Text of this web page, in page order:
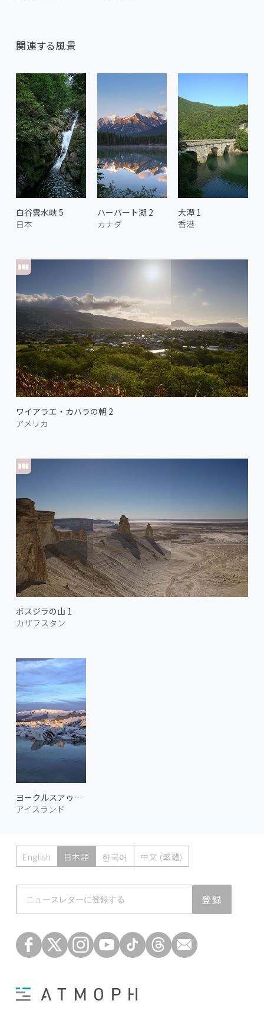
関連する風景
白谷雲水峡 5
日本
ハーバート湖 2
カナダ
大潭 1
香港
ワイアラエ・カハラの朝 2
アメリカ
ボスジラの山 1
カザフスタン
ヨークルスアゥルロゥン氷河湖 2
アイスランド
English 日本語 한국어 中文 (繁體)
Atmoph News
登録